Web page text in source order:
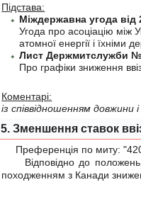
Підстава:
Угода про асоцiацiю мiж
атомної енергiї i їхнiми
Лист Держмитслужби №
Про графiки зниження
Коментарі:
із співвідношенням
5. Зменшення ставок
Преференція по миту:
Відповідно до
походженням з Канади